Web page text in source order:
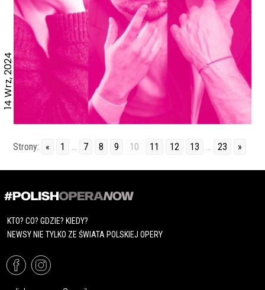
14 Wrz, 2024
Strony: « 1 7 8 9 10 11 12 13 23 »
KTO? CO? GDZIE? KIEDY?
NEWSY NIE TYLKO ZE ŚWIATA POLSKIEJ OPERY